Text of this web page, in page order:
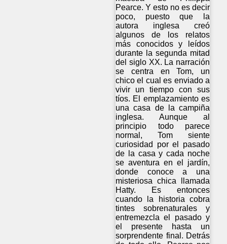
Pearce. Y esto no es decir
poco, puesto que la
autora inglesa creó
algunos de los relatos
más conocidos y leídos
durante la segunda mitad
del siglo XX. La narración
se centra en Tom, un
chico el cual es enviado a
vivir un tiempo con sus
tíos. El emplazamiento es
una casa de la campiña
inglesa. Aunque al
principio todo parece
normal, Tom siente
curiosidad por el pasado
de la casa y cada noche
se aventura en el jardín,
donde conoce a una
misteriosa chica llamada
Hatty. Es entonces
cuando la historia cobra
tintes sobrenaturales y
entremezcla el pasado y
el presente hasta un
sorprendente final. Detrás